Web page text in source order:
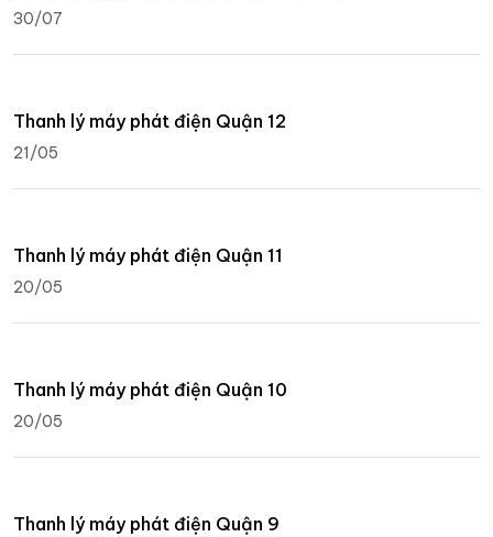
30/07
Thanh lý máy phát điện Quận 12
21/05
Thanh lý máy phát điện Quận 11
20/05
Thanh lý máy phát điện Quận 10
20/05
Thanh lý máy phát điện Quận 9